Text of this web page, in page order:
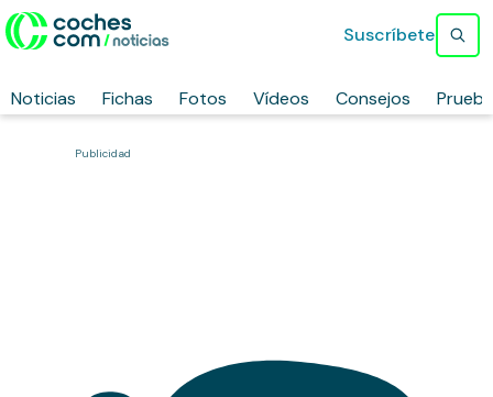
Noticias Fichas Fotos Vídeos Consejos
Suscríbete
Publicidad